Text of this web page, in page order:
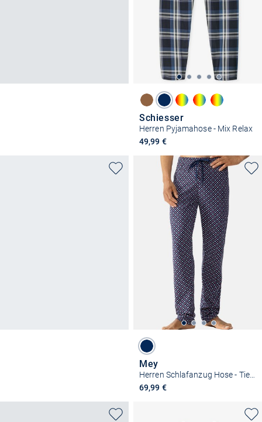
Schiesser
Herren Pyjamahose - Mix Relax
49,99 €
Mey
Herren Schlafanzug Hose - Tie Minimal
69,99 €